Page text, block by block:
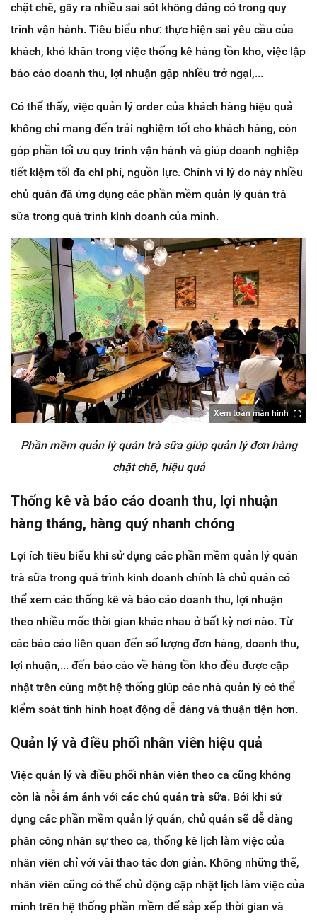
chặt chẽ, gây ra nhiều sai sót không đáng có trong quy
trình vận hành. Tiêu biểu như: thực hiện sai yêu cầu của
khách, khó khăn trong việc thống kê hàng tồn kho, việc lập
báo cáo doanh thu, lợi nhuận gặp nhiều trở ngại,...
Có thể thấy, việc quản lý order của khách hàng hiệu quả
không chỉ mang đến trải nghiệm tốt cho khách hàng, còn
góp phần tối ưu quy trình vận hành và giúp doanh nghiệp
tiết kiệm tối đa chi phí, nguồn lực. Chính vì lý do này nhiều
chủ quán đã ứng dụng các phần mềm quản lý quán trà
sữa trong quá trình kinh doanh của mình.
Xem toàn màn hình
Phần mềm quản lý quán trà sữa giúp quản lý đơn hàng
chặt chẽ, hiệu quả
Thống kê và báo cáo doanh thu, lợi nhuận
hàng tháng, hàng quý nhanh chóng
Lợi ích tiêu biểu khi sử dụng các phần mềm quản lý quán
trà sữa trong quá trình kinh doanh chính là chủ quán có
thể xem các thống kê và báo cáo doanh thu, lợi nhuận
theo nhiều mốc thời gian khác nhau ở bất kỳ nơi nào. Từ
các báo cáo liên quan đến số lượng đơn hàng, doanh thu,
lợi nhuận,... đến báo cáo về hàng tồn kho đều được cập
nhật trên cùng một hệ thống giúp các nhà quản lý có thể
kiểm soát tình hình hoạt động dễ dàng và thuận tiện hơn.
Quản lý và điều phối nhân viên hiệu quả
Việc quản lý và điều phối nhân viên theo ca cũng không
còn là nỗi ám ảnh với các chủ quán trà sữa. Bởi khi sử
dụng các phần mềm quản lý quán, chủ quán sẽ dễ dàng
phân công nhân sự theo ca, thống kê lịch làm việc của
nhân viên chỉ với vài thao tác đơn giản. Không những thế,
nhân viên cũng có thể chủ động cập nhật lịch làm việc của
mình trên hệ thống phần mềm để sắp xếp thời gian và